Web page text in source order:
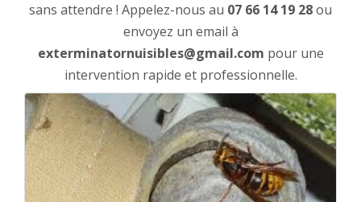
sans attendre ! Appelez-nous au 07 66 14 19 28ou
envoyez un email à
exterminatornuisibles@gmail.com pour une
intervention rapide et professionnelle.